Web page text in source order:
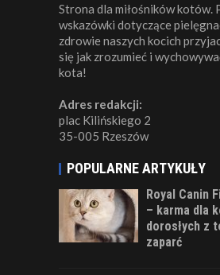
Strona dla miłośników kotów.
wskazówki dotyczące
zdrowie naszych kocich
się jak zrozumieć i
kota!
Adres redakcji:
plac Kilińskiego 2
35-005 Rzeszów
POPULARNE ARTYKUŁY
Royal Canin
– karma dla
dorosłych z
zaparć